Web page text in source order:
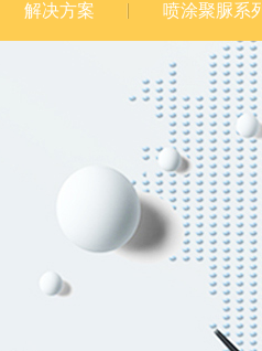
解决方案 喷涂聚脲系